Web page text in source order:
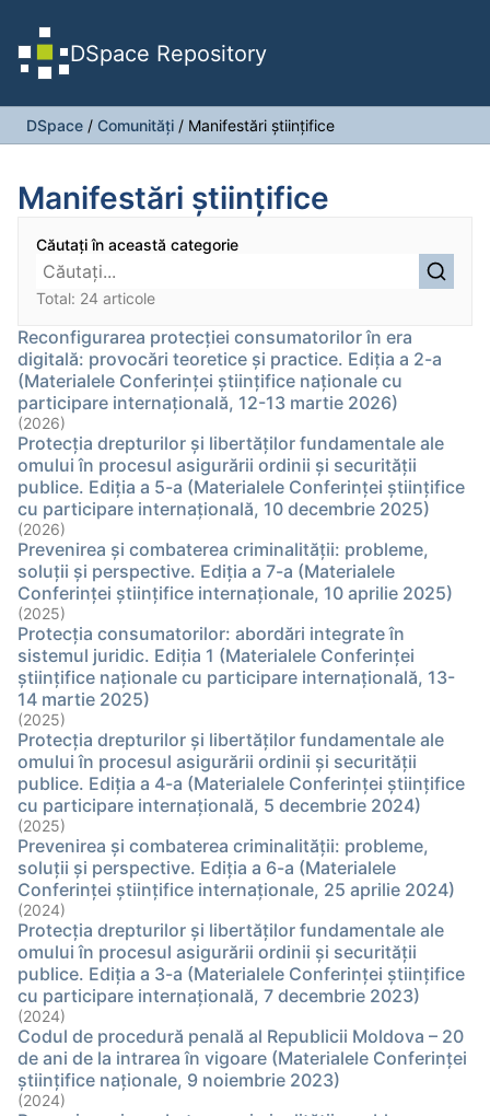
DSpace Repository
DSpace / Comunități / Manifestări ştiinţifice
Manifestări ştiinţifice
Căutați în această categorie
Total: 24 articole
Reconfigurarea protecţiei consumatorilor în era
digitală: provocări teoretice şi practice. Ediţia a 2-a
(Materialele Conferinţei ştiinţifice naţionale cu
participare internaţională, 12-13 martie 2026)
(2026)
Protecţia drepturilor şi libertăţilor fundamentale ale
omului în procesul asigurării ordinii şi securităţii
publice. Ediția a 5-a (Materialele Conferinţei ştiinţifice
cu participare internaţională, 10 decembrie 2025)
(2026)
Prevenirea şi combaterea criminalităţii: probleme,
soluţii şi perspective. Ediția a 7-a (Materialele
Conferinţei ştiinţifice internaționale, 10 aprilie 2025)
(2025)
Protecţia consumatorilor: abordări integrate în
sistemul juridic. Ediția 1 (Materialele Conferinței
ştiinţifice naţionale cu participare internaţională, 13-
14 martie 2025)
(2025)
Protecţia drepturilor şi libertăţilor fundamentale ale
omului în procesul asigurării ordinii şi securităţii
publice. Ediția a 4-a (Materialele Conferinţei ştiinţifice
cu participare internaţională, 5 decembrie 2024)
(2025)
Prevenirea şi combaterea criminalităţii: probleme,
soluţii şi perspective. Ediția a 6-a (Materialele
Conferinţei ştiinţifice internaționale, 25 aprilie 2024)
(2024)
Protecţia drepturilor şi libertăţilor fundamentale ale
omului în procesul asigurării ordinii şi securităţii
publice. Ediția a 3-a (Materialele Conferinţei ştiinţifice
cu participare internaţională, 7 decembrie 2023)
(2024)
Codul de procedură penală al Republicii Moldova – 20
de ani de la intrarea în vigoare (Materialele Conferinţei
ştiinţifice naţionale, 9 noiembrie 2023)
(2024)